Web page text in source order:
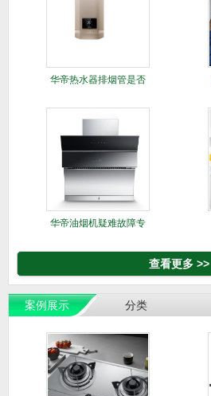
华帝热水器排烟管是否
华帝油烟机疑难故障专
查看更多 >>
案例展示 分类